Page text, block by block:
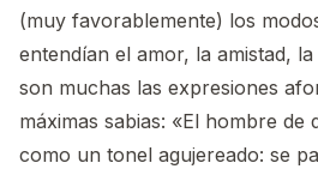
(muy favorablemente) los
entendían el amor, la amistad,
son muchas las expresiones
máximas sabias: «El hombre de
como un tonel agujereado: se